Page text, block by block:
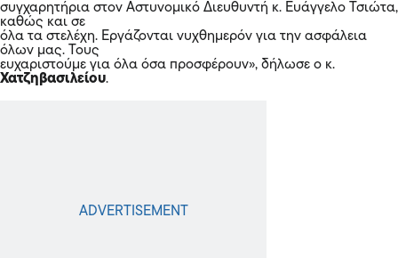
συγχαρητήρια στον Αστυνομικό Διευθυντή κ. Ευάγγελο Τσιώτα,
καθώς και σε
όλα τα στελέχη. Εργάζονται νυχθημερόν για την ασφάλεια
όλων μας. Τους
ευχαριστούμε για όλα όσα προσφέρουν», δήλωσε ο κ.
Χατζηβασιλείου.